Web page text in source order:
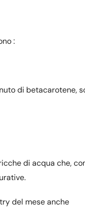
:
di betacarotene,
di acqua che,
del mese anche